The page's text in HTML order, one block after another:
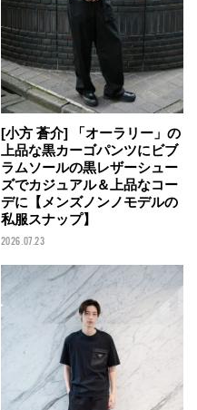
[小方 蒼介] 「オーラリー」の
上品な黒カーゴパンツにビブ
ラムソールの黒レザーシュー
ズでカジュアル＆上品なコー
デに【メンズノンノモデルの
私服スナップ】
2026.07.23